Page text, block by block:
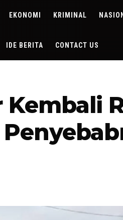
EKONOMI KRIMINAL
IDE BERITA CONTACT US